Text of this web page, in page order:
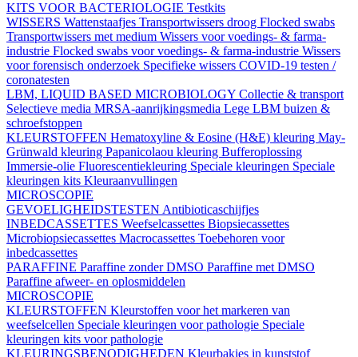
KITS VOOR BACTERIOLOGIE Testkits
WISSERS Wattenstaafjes Transportwissers droog Flocked swabs
Transportwissers met medium Wissers voor voedings- & farma-
industrie Flocked swabs voor voedings- & farma-industrie Wissers
voor forensisch onderzoek Specifieke wissers COVID-19 testen /
coronatesten
LBM, LIQUID BASED MICROBIOLOGY Collectie & transport
Selectieve media MRSA-aanrijkingsmedia Lege LBM buizen &
schroefstoppen
KLEURSTOFFEN Hematoxyline & Eosine (H&E) kleuring May-
Grünwald kleuring Papanicolaou kleuring Bufferoplossing
Immersie-olie Fluorescentiekleuring Speciale kleuringen Speciale
kleuringen kits Kleuraanvullingen
MICROSCOPIE
GEVOELIGHEIDSTESTEN Antibioticaschijfjes
INBEDCASSETTES Weefselcassettes Biopsiecassettes
Microbiopsiecassettes Macrocassettes Toebehoren voor
inbedcassettes
PARAFFINE Paraffine zonder DMSO Paraffine met DMSO
Paraffine afweer- en oplosmiddelen
MICROSCOPIE
KLEURSTOFFEN Kleurstoffen voor het markeren van
weefselcellen Speciale kleuringen voor pathologie Speciale
kleuringen kits voor pathologie
KLEURINGSBENODIGHEDEN Kleurbakjes in kunststof